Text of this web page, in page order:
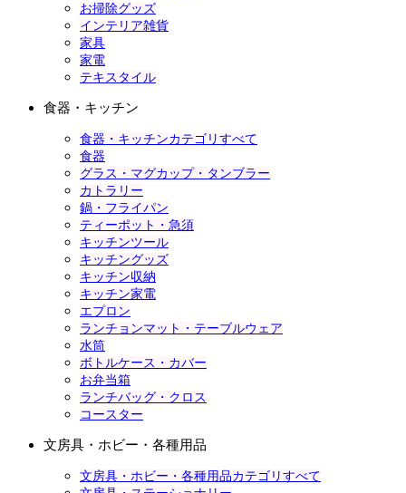
お掃除グッズ
インテリア雑貨
家具
家電
テキスタイル
食器・キッチン
食器・キッチンカテゴリすべて
食器
グラス・マグカップ・タンブラー
カトラリー
鍋・フライパン
ティーポット・急須
キッチンツール
キッチングッズ
キッチン収納
キッチン家電
エプロン
ランチョンマット・テーブルウェア
水筒
ボトルケース・カバー
お弁当箱
ランチバッグ・クロス
コースター
文房具・ホビー・各種用品
文房具・ホビー・各種用品カテゴリすべて